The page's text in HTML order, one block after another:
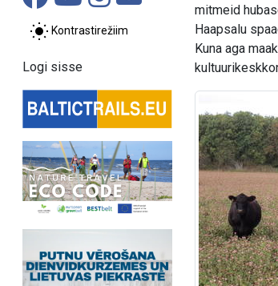
Kontrastirežiim
Logi sisse
mitmeid
Haapsalu
Kuna aga